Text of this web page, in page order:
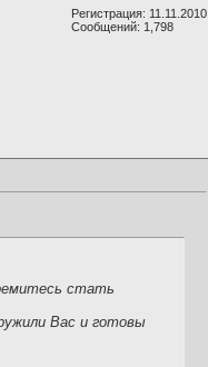
Регистрация: 11.11.2010
Сообщений: 1,798
стать
Вас и готовы